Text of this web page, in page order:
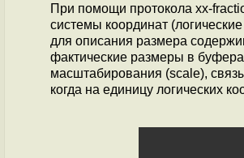
При помощи протокола xx-
системы координат
для описания размера
фактические размеры в
масштабирования (scale),
когда на единицу логических